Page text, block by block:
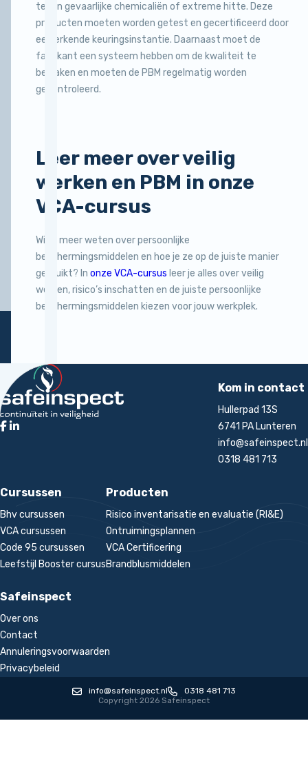
tegen gevaarlijke chemicaliën of extreme hitte. Deze
producten moeten worden getest en gecertificeerd door
een erkende keuringsinstantie. Daarnaast moet de
fabrikant een systeem hebben om de kwaliteit te
bewaken en moeten de PBM regelmatig worden
gecontroleerd.
Leer meer over veilig
werken en PBM in onze
VCA-cursus
Wil je meer weten over persoonlijke
beschermingsmiddelen en hoe je ze op de juiste manier
gebruikt? In onze VCA-cursus leer je alles over veilig
werken, risico’s inschatten en de juiste persoonlijke
beschermingsmiddelen kiezen voor jouw werkplek.
Terug naar de startpagina
Kom in contact
Hullerpad 13S
6741 PA Lunteren
info@safeinspect.nl
0318 481 713
Cursussen
Bhv cursussen
VCA cursussen
Code 95 cursussen
Leefstijl Booster cursus
Producten
Risico inventarisatie en evaluatie (RI&E)
Ontruimingsplannen
VCA Certificering
Brandblusmiddelen
Safeinspect
Over ons
Contact
Annuleringsvoorwaarden
Privacybeleid
Copyright 2026 Safeinspect
info@safeinspect.nl 0318 481 713